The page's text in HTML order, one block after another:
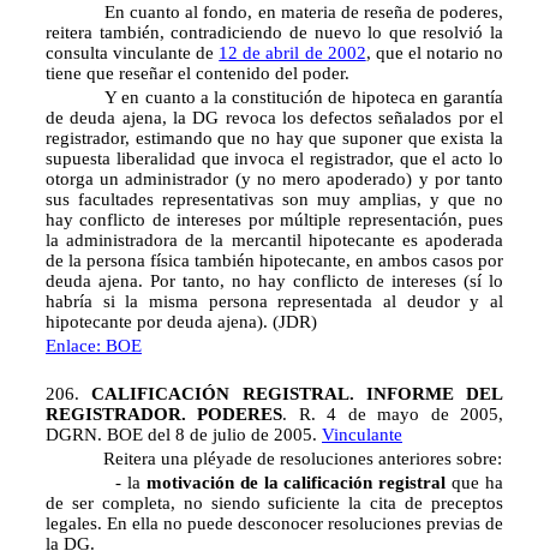
En cuanto al fondo, en materia de reseña de poderes,
reitera también, contradiciendo de nuevo lo que resolvió la
consulta vinculante de 12 de abril de 2002, que el notario no
tiene que reseñar el contenido del poder.
Y en cuanto a la constitución de hipoteca en garantía
de deuda ajena, la DG revoca los defectos señalados por el
registrador, estimando que no hay que suponer que exista la
supuesta liberalidad que invoca el registrador, que el acto lo
otorga un administrador (y no mero apoderado) y por tanto
sus facultades representativas son muy amplias, y que no
hay conflicto de intereses por múltiple representación, pues
la administradora de la mercantil hipotecante es apoderada
de la persona física también hipotecante, en ambos casos por
deuda ajena. Por tanto, no hay conflicto de intereses (sí lo
habría si la misma persona representada al deudor y al
hipotecante por deuda ajena). (JDR)
Enlace: BOE
206.CALIFICACIÓN REGISTRAL. INFORME DEL
REGISTRADOR. PODERES. R. 4 de mayo de 2005,
DGRN. BOE del 8 de julio de 2005. Vinculante
Reitera una pléyade de resoluciones anteriores sobre:
- la motivación de la calificación registral que ha
de ser completa, no siendo suficiente la cita de preceptos
legales. En ella no puede desconocer resoluciones previas de
la DG.